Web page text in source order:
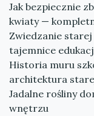
Jak bezpiecznie
kwiaty —
Zwiedzanie starej
tajemnice
Historia muru
architektura
Jadalne rośliny
wnętrzu